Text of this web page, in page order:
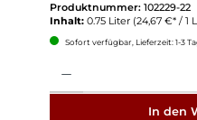
Produktnummer: 102229-22
Inhalt: 0.75 Liter (24,67 €* / 1
Sofort verfügbar, Lieferzeit: 1-3
In den